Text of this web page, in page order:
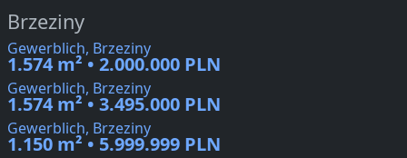
Brzeziny
Gewerblich, Brzeziny
1.574 m² • 2.000.000 PLN
Gewerblich, Brzeziny
1.574 m² • 3.495.000 PLN
Gewerblich, Brzeziny
1.150 m² • 5.999.999 PLN